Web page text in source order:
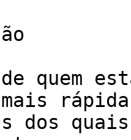
dos quais